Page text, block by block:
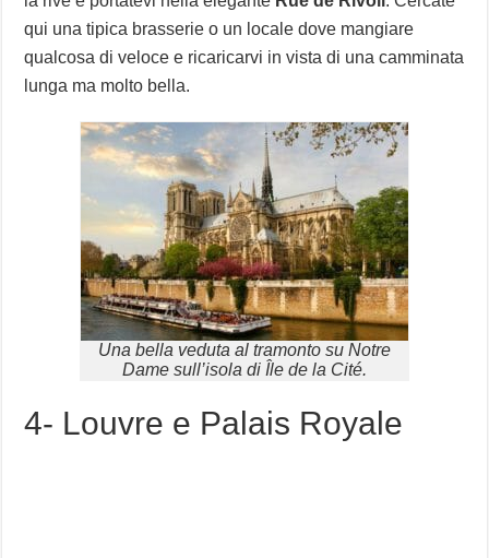
qui una tipica brasserie o un locale dove mangiare
qualcosa di veloce e ricaricarvi in vista di una camminata
lunga ma molto bella.
Una bella veduta al tramonto su Notre
Dame sull’isola di Île de la Cité.
4- Louvre e Palais Royale